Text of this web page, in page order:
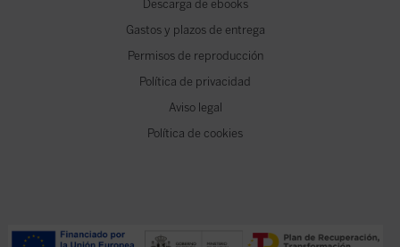
Descarga de ebooks
Gastos y plazos de entrega
Permisos de reproducción
Política de privacidad
Aviso legal
Política de cookies